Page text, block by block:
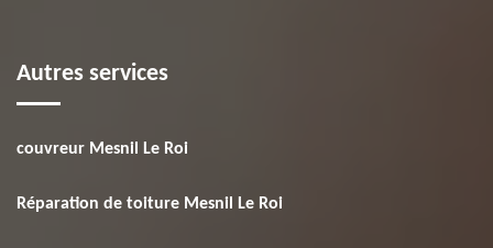
Autres services
couvreur Mesnil Le Roi
Réparation de toiture Mesnil Le Roi